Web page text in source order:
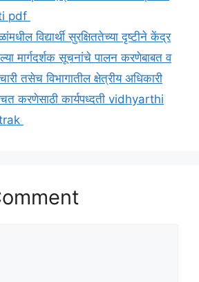
pdf
विद्यार्थी सुरक्षिततेच्या दृष्टीने केंद्र
मार्गदर्शक सूचनांचे पालन करणेबाबत व
तसेच विभागातील क्षेत्रीय अधिकारी
करणेसाठी कार्यपध्दती vidhyarthi